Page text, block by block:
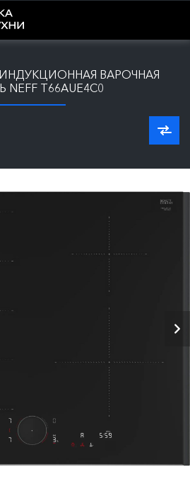
ВАРОЧНАЯ
NEFF T66AUE4C0